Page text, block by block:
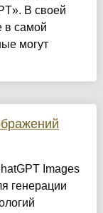
В своей
в самой
могут
Images
генерации